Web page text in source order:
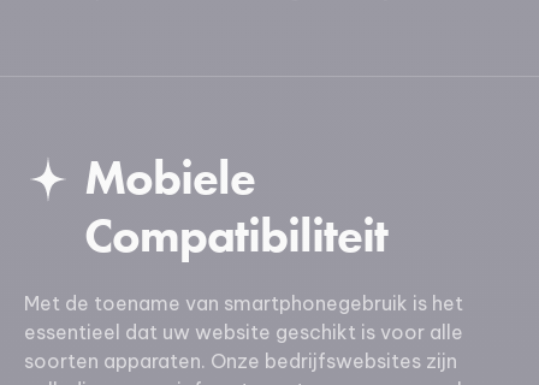
Mobiele
Compatibiliteit
Met de toename van smartphonegebruik is het
essentieel dat uw website geschikt is voor alle
soorten apparaten. Onze bedrijfswebsites zijn